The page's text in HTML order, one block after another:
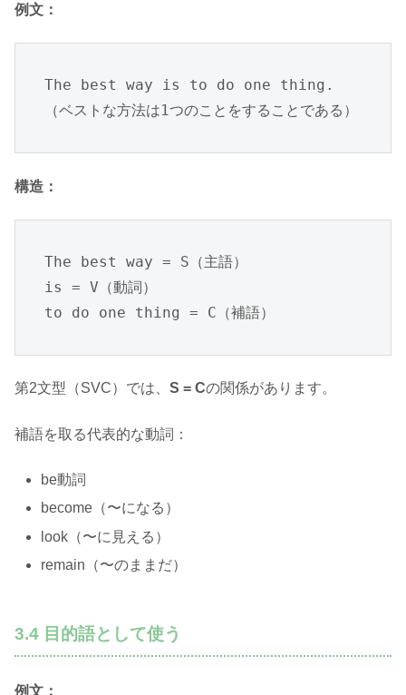
例文：
The best way is to do one thing.
（ベストな方法は1つのことをすることである）
構造：
The best way = S（主語）
is = V（動詞）
to do one thing = C（補語）
第2文型（SVC）では、 S = Cの関係があります。
補語を取る代表的な動詞：
be動詞
become（〜になる）
look（〜に見える）
remain（〜のままだ）
3.4 目的語として使う
例文：